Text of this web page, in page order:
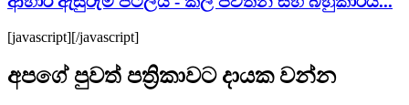
[javascript][/javascript]
අපගේ පුවත් පත්‍රිකාවට දායක වන්න